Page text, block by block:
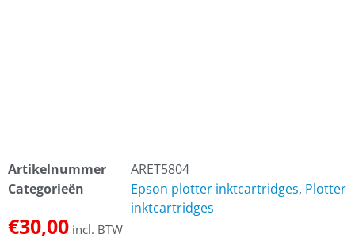
Artikelnummer
ARET5804
Categorieën
Epson plotter inktcartridges, Plotter
inktcartridges
€30,00 incl. BTW